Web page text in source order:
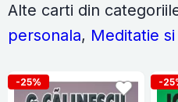
Alte carti din
personala, Meditatie
-25% -